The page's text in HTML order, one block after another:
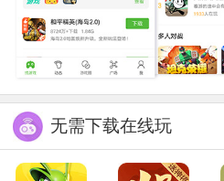
无需下载在线玩